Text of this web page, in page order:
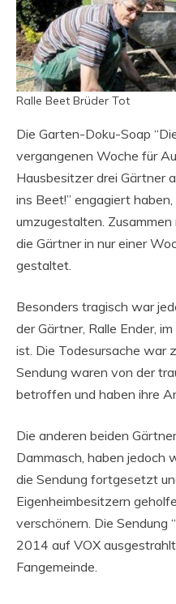
Ralle Beet Brüder Tot
Die Garten-Doku-Soap
vergangenen Woche für
Hausbesitzer drei Gärtner
ins Beet!” engagiert
umzugestalten.
die Gärtner in nur einer
gestaltet.
Besonders tragisch war
der Gärtner, Ralle Ender,
ist. Die Todesursache war
Sendung waren von der
betroffen und haben ihre
Die anderen beiden
Dammasch, haben jedoch
die Sendung fortgesetzt
Eigenheimbesitzern
verschönern. Die Sendung
2014 auf VOX
Fangemeinde.